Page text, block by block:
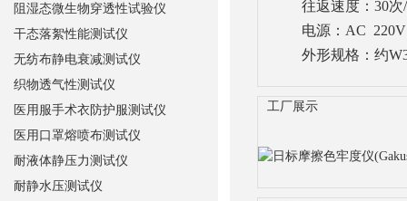
往返速度： 30次
电源： AC
外形规格： 约
工厂展示
阻湿态微生物穿透性试验仪
干态落絮性能测试仪
无纺布静电衰减测试仪
织物透气性测试仪
医用服手术衣防护服测试仪
医用口罩熔喷布测试仪
耐液体静压力测试仪
耐静水压测试仪